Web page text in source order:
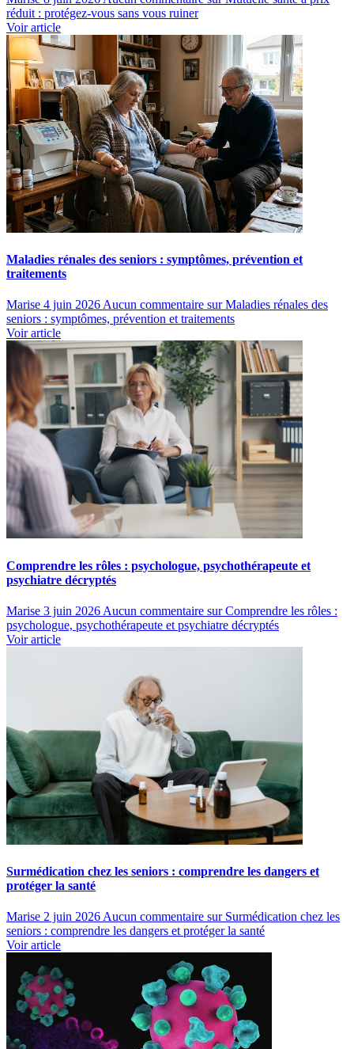
réduit : protégez-vous sans vous ruiner
Voir article
Maladies rénales des seniors : symptômes, prévention et
traitements
Marise 4 juin 2026 Aucun commentaire sur Maladies rénales des
seniors : symptômes, prévention et traitements
Voir article
Comprendre les rôles : psychologue, psychothérapeute et
psychiatre décryptés
Marise 3 juin 2026 Aucun commentaire sur Comprendre les rôles :
psychologue, psychothérapeute et psychiatre décryptés
Voir article
Surmédication chez les seniors : comprendre les dangers et
protéger la santé
Marise 2 juin 2026Aucun commentaire sur Surmédication chez les
seniors : comprendre les dangers et protéger la santé
Voir article